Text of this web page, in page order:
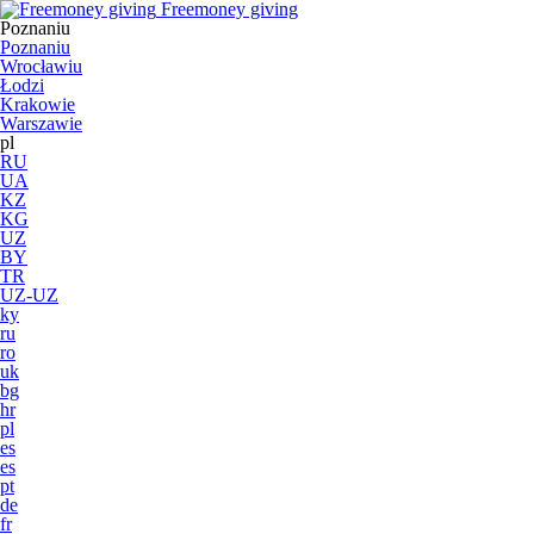
Freemoney giving
Poznaniu
Poznaniu
Wrocławiu
Łodzi
Krakowie
Warszawie
pl
RU
UA
KZ
KG
UZ
BY
TR
UZ-UZ
ky
ru
ro
uk
bg
hr
pl
es
es
pt
de
fr